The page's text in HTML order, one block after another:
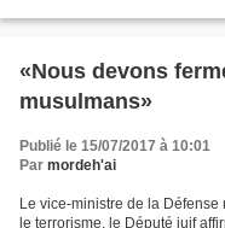
actif -...
«Nous devons
musulmans»
Publié le 15/07/2017 à 10:01
Par mordeh'ai
Le vice-ministre de la
le terrorisme, le Député juif